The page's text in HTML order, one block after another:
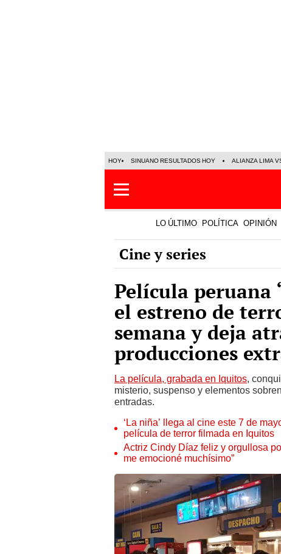
HOY SINUANO RESULTADOS HOY ALIANZA LIMA
LO ÚLTIMO POLÍTICA OPINIÓN
Cine y series
Película peruana
el estreno de
semana y deja
producciones
La película, grabada en Iquitos,
misterio, suspenso y elementos
entradas.
‘La niña’ llega al cine este 7 de
película de terror filmada en Iquitos
Actriz Cindy Díaz feliz y orgullosa
me emocioné muchísimo”